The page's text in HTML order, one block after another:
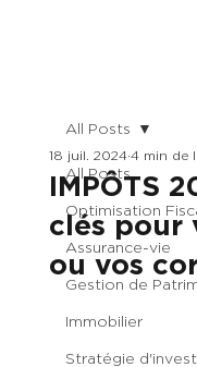
All Posts
Optimisation
Assurance-vie
Gestion de
Immobilier
Stratégie
All Posts
IMPÔTS
clés pour
ou vos
18 juil. 2024 4 min de